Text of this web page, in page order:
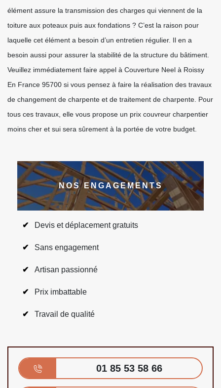
élément assure la transmission des charges qui viennent de la
toiture aux poteaux puis aux fondations ? C’est la raison pour
laquelle cet élément a besoin d’un entretien régulier. Il en a
besoin aussi pour assurer la stabilité de la structure du bâtiment.
Veuillez immédiatement faire appel à Couverture Neel à Roissy
En France 95700 si vous pensez à faire la réalisation des travaux
de changement de charpente et de traitement de charpente. Pour
tous ces travaux, elle vous propose un prix couvreur charpentier
moins cher et sui sera sûrement à la portée de votre budget.
NOS ENGAGEMENTS
Devis et déplacement gratuits
Sans engagement
Artisan passionné
Prix imbattable
Travail de qualité
01 85 53 58 66